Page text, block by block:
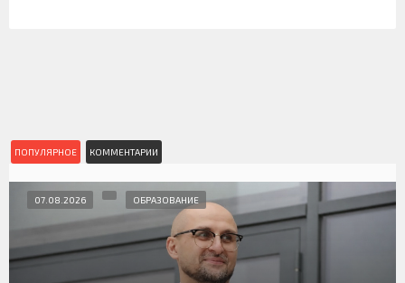
ПОПУЛЯРНОЕ КОММЕНТАРИИ
07.08.2026 ОБРАЗОВАНИЕ